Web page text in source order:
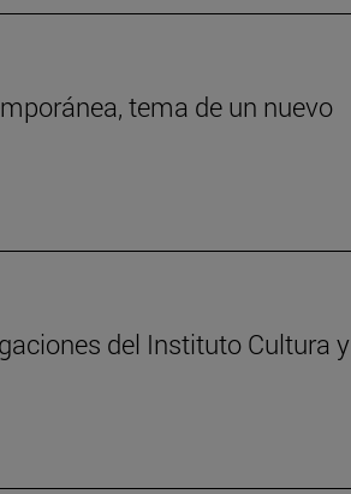
tema de un nuevo
del Instituto Cultura y